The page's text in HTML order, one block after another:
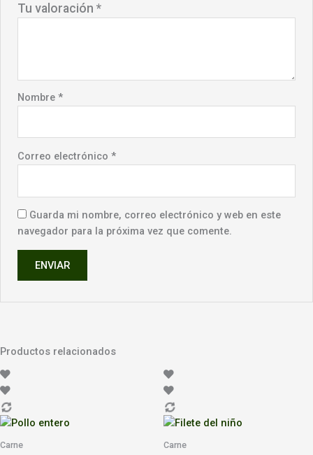
Tu valoración*
Nombre*
Correo electrónico*
Guarda mi nombre, correo electrónico y web en este
navegador para la próxima vez que comente.
Productos relacionados
Carne Carne